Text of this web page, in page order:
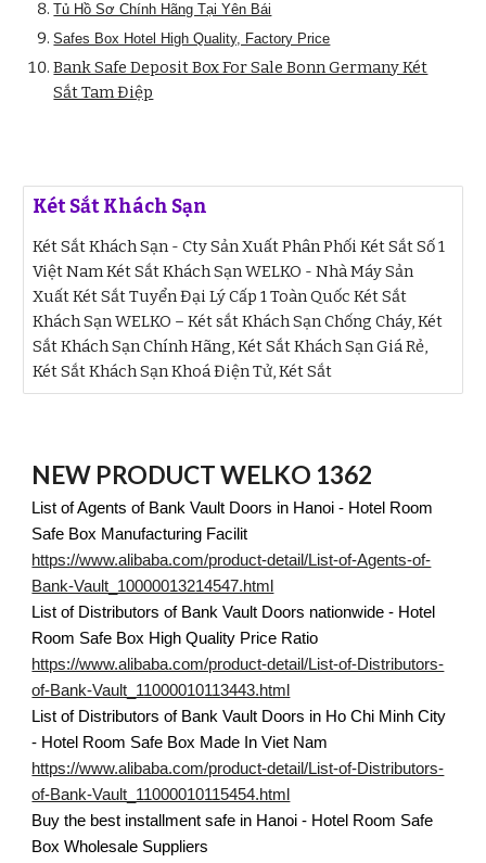
Tủ Hồ Sơ Chính Hãng Tại Yên Bái
Safes Box Hotel High Quality, Factory Price
Bank Safe Deposit Box For Sale Bonn Germany Két
Sắt Tam Điệp
Két Sắt Khách Sạn
Két Sắt Khách Sạn - Cty Sản Xuất Phân Phối Két Sắt Số 1
Việt Nam Két Sắt Khách Sạn WELKO - Nhà Máy Sản
Xuất Két Sắt Tuyển Đại Lý Cấp 1 Toàn Quốc Két Sắt
Khách Sạn WELKO – Két sắt Khách Sạn Chống Cháy, Két
Sắt Khách Sạn Chính Hãng, Két Sắt Khách Sạn Giá Rẻ,
Két Sắt Khách Sạn Khoá Điện Tử, Két Sắt
NEW PRODUCT WELKO 1362
List of Agents of Bank Vault Doors in Hanoi - Hotel Room
Safe Box Manufacturing Facilit
https://www.alibaba.com/product-detail/List-of-Agents-of-
Bank-Vault_10000013214547.html
List of Distributors of Bank Vault Doors nationwide - Hotel
Room Safe Box High Quality Price Ratio
https://www.alibaba.com/product-detail/List-of-Distributors-
of-Bank-Vault_11000010113443.html
List of Distributors of Bank Vault Doors in Ho Chi Minh City
- Hotel Room Safe Box Made In Viet Nam
https://www.alibaba.com/product-detail/List-of-Distributors-
of-Bank-Vault_11000010115454.html
Buy the best installment safe in Hanoi - Hotel Room Safe
Box Wholesale Suppliers